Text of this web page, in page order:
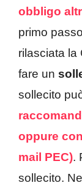
obbligo
primo
rilasciata la
fare un
sollecito
oppure
mail PEC).
sollecito.